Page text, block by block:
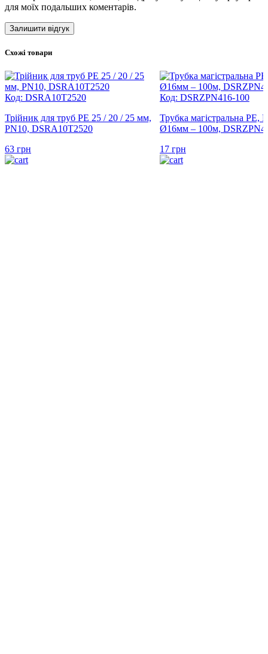
для моїх подальших коментарів.
Схожі товари
Код: DSRA10T2520
Трійник для труб PE 25 / 20 / 25 мм,
PN10, DSRA10T2520
63 грн
Код: DSRZPN416-100
Трубка магістральна PE,
Ø16мм – 100м,
17 грн